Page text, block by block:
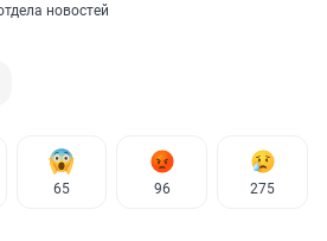
новостей
65 96 275